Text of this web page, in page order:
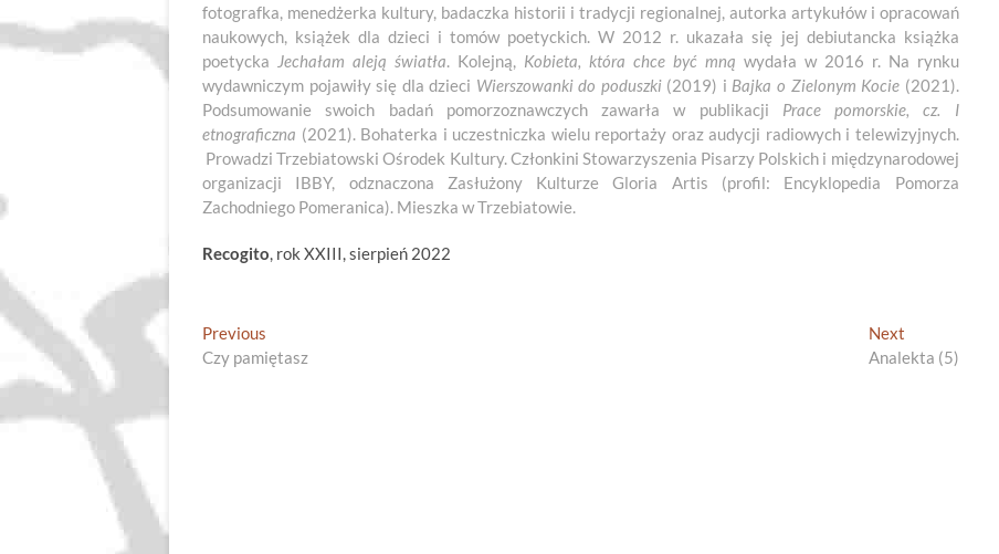
fotografka, menedżerka kultury, badaczka historii i tradycji regionalnej, autorka artykułów i opracowań
naukowych, książek dla dzieci i tomów poetyckich. W 2012 r. ukazała się jej debiutancka książka
poetycka Jechałam aleją światła. Kolejną, Kobieta, która chce być mną wydała w 2016 r. Na rynku
wydawniczym pojawiły się dla dzieci Wierszowanki do poduszki (2019) i Bajka o Zielonym Kocie (2021).
Podsumowanie swoich badań pomorzoznawczych zawarła w publikacji Prace
pomorskie, cz. I
etnograficzna (2021). Bohaterka i uczestniczka wielu reportaży oraz audycji radiowych i telewizyjnych.
Prowadzi Trzebiatowski Ośrodek Kultury. Członkini Stowarzyszenia Pisarzy Polskich i międzynarodowej
organizacji IBBY, odznaczona Zasłużony Kulturze Gloria Artis (profil: Encyklopedia Pomorza
Zachodniego Pomeranica). Mieszka w Trzebiatowie.
Recogito, rok XXIII, sierpień 2022
Nawigacja
wpisu
Previous
post:
Czy pamiętasz
NextNext
post:
Analekta (5)